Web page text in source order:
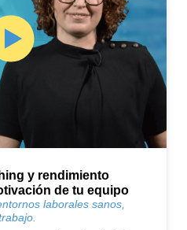
y rendimiento
de tu equipo
laborales sanos,